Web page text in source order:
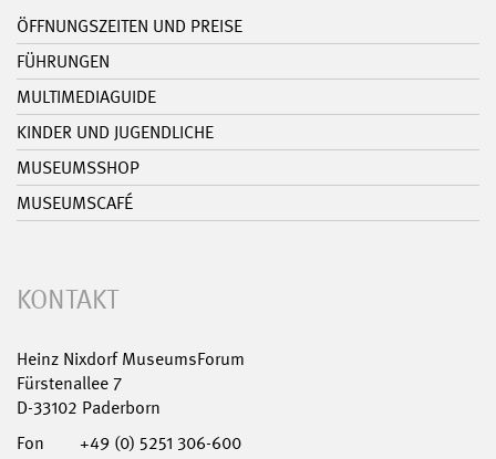
ÖFFNUNGSZEITEN UND PREISE
FÜHRUNGEN
MULTIMEDIAGUIDE
KINDER UND JUGENDLICHE
MUSEUMSSHOP
MUSEUMSCAFÉ
KONTAKT
Heinz Nixdorf MuseumsForum
Fürstenallee 7
D-33102 Paderborn
Fon
+49 (0) 5251 306-600